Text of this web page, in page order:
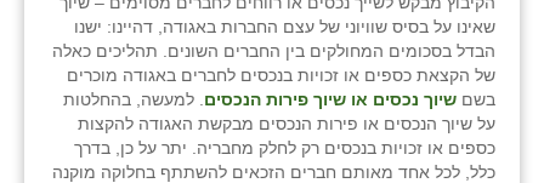
שאינו על בסיס שוויוני של עצם החברות באגודה, דהיינו: ישנו
הבדל בסכומים המחולקים בין החברים השונים. תהליכים כאלה
של הקצאת כספים או זכויות בנכסים לחברים באגודה מוכרים
בשם שיוך נכסים או שיוך פירות הנכסים . למעשה, בהחלטות
על שיוך הנכסים או פירות הנכסים מבקשת האגודה להקצות
כספים או זכויות בנכסים רק לחלק מחבריה. יתר על כן, בדרך
כלל, לכל אחד מאותם חברים הזכאים להשתתף בחלוקה מוקנה